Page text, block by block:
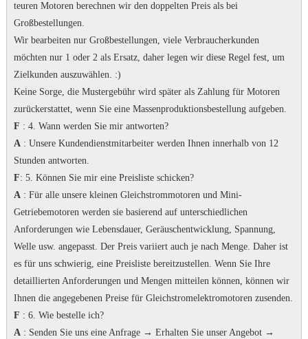
teuren Motoren berechnen wir den doppelten Preis als bei
Großbestellungen.
Wir bearbeiten nur Großbestellungen, viele Verbraucherkunden
möchten nur 1 oder 2 als Ersatz, daher legen wir diese Regel fest, um
Zielkunden auszuwählen. :)
Keine Sorge, die Mustergebühr wird später als Zahlung für Motoren
zurückerstattet, wenn Sie eine Massenproduktionsbestellung aufgeben.
F : 4. Wann werden Sie mir antworten?
A: Unsere Kundendienstmitarbeiter werden Ihnen innerhalb von 12
Stunden antworten.
F: 5. Können Sie mir eine Preisliste schicken?
A: Für alle unsere kleinen Gleichstrommotoren und Mini-
Getriebemotoren werden sie basierend auf unterschiedlichen
Anforderungen wie Lebensdauer, Geräuschentwicklung, Spannung,
Welle usw. angepasst. Der Preis variiert auch je nach Menge. Daher ist
es für uns schwierig, eine Preisliste bereitzustellen. Wenn Sie Ihre
detaillierten Anforderungen und Mengen mitteilen können, können wir
Ihnen die angegebenen Preise für Gleichstromelektromotoren zusenden.
F : 6. Wie bestelle ich?
A: Senden Sie uns eine Anfrage → Erhalten Sie unser Angebot →